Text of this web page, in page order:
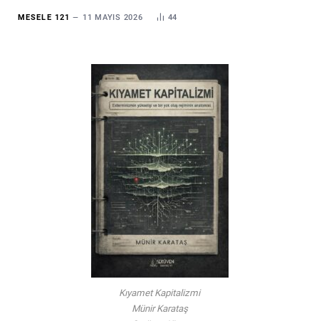
MESELE 121 11 MAYIS 2026 44
Kıyamet Kapitalizmi
Münir Karataş